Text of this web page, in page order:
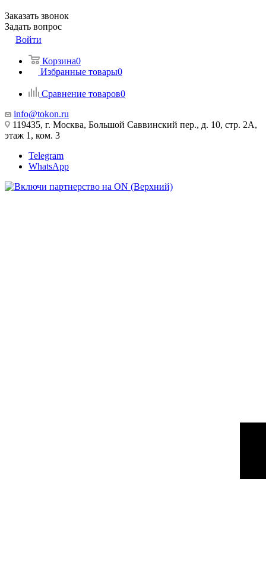
Заказать звонок
Задать вопрос
Войти
Корзина0
Избранные товары0
Сравнение товаров0
info@tokon.ru
119435, г. Москва, Большой Саввинский пер., д. 10, стр. 2А,
этаж 1, ком. 3
Telegram
WhatsApp